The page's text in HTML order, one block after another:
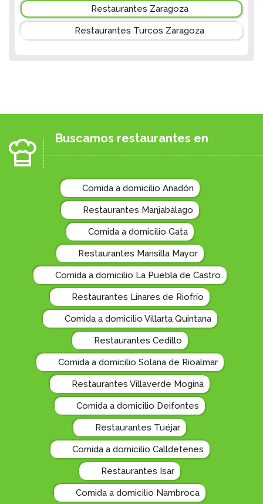
Restaurantes Zaragoza
Restaurantes Turcos Zaragoza
Buscamos restaurantes en
Comida a domicilio Anadón
Restaurantes Manjabálago
Comida a domicilio Gata
Restaurantes Mansilla Mayor
Comida a domicilio La Puebla de Castro
Restaurantes Linares de Riofrío
Comida a domicilio Villarta Quintana
Restaurantes Cedillo
Comida a domicilio Solana de Rioalmar
Restaurantes Villaverde Mogina
Comida a domicilio Deifontes
Restaurantes Tuéjar
Comida a domicilio Calldetenes
Restaurantes Isar
Comida a domicilio Nambroca